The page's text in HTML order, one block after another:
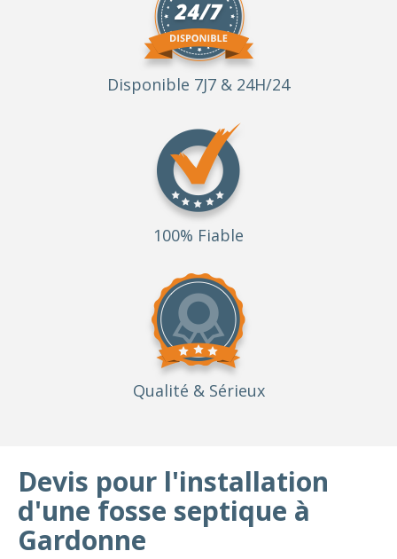
Disponible 7J7 & 24H/24
100% Fiable
Qualité & Sérieux
Devis pour l'installation
d'une fosse septique à
Gardonne